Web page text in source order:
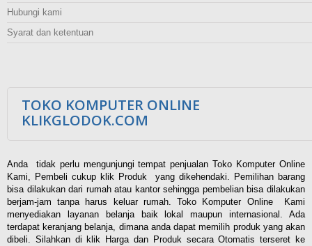
Hubungi kami
Syarat dan ketentuan
TOKO KOMPUTER ONLINE
KLIKGLODOK.COM
Anda tidak perlu mengunjungi tempat penjualan Toko Komputer Online
Kami, Pembeli cukup klik Produk yang dikehendaki. Pemilihan barang
bisa dilakukan dari rumah atau kantor sehingga pembelian bisa dilakukan
berjam-jam tanpa harus keluar rumah. Toko Komputer Online Kami
menyediakan layanan belanja baik lokal maupun internasional. Ada
terdapat keranjang belanja, dimana anda dapat memilih produk yang akan
dibeli. Silahkan di klik Harga dan Produk secara Otomatis terseret ke